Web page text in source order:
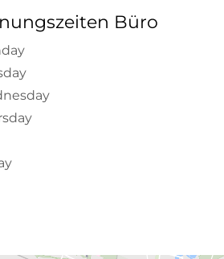
Büro